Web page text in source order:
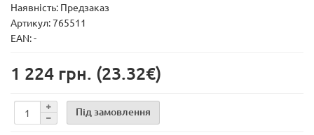
Наявність: Предзаказ
Артикул: 765511
EAN: -
1 224 грн. (23.32€)
Під замовлення